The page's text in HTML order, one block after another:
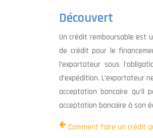
Découvert
Un crédit remboursable est
de crédit pour le
l’exportateur sous
d’expédition. L’exportateur
acceptation bancaire qu’il
acceptation bancaire à son
Comment faire un crédit